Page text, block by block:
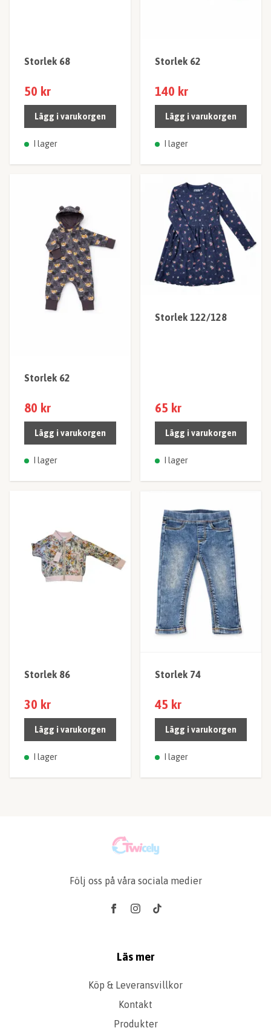
Storlek 68
50 kr
Lägg i varukorgen
I lager
Storlek 62
140 kr
Lägg i varukorgen
I lager
Storlek 62
80 kr
Lägg i varukorgen
I lager
Storlek 122/128
65 kr
Lägg i varukorgen
I lager
Storlek 86
30 kr
Lägg i varukorgen
I lager
Storlek 74
45 kr
Lägg i varukorgen
I lager
Följ oss på våra sociala medier
Läs mer
Köp & Leveransvillkor
Kontakt
Produkter